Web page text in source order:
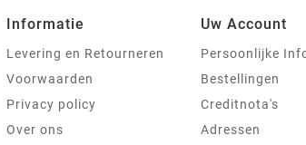
Informatie
Levering en Retourneren
Voorwaarden
Privacy policy
Over ons
Uw Account
Persoonlijke
Bestellingen
Creditnota's
Adressen